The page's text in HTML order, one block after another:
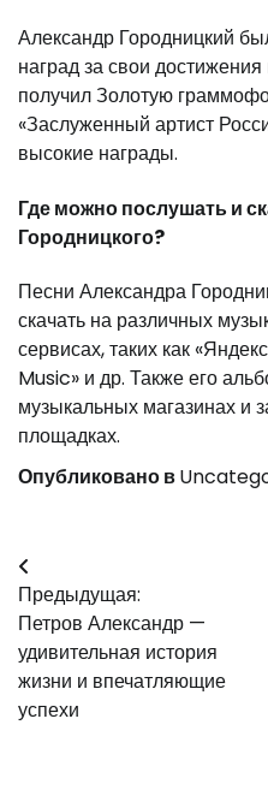
Александр Городницкий
наград за свои
получил Золотую
«Заслуженный артист
высокие награды.
Где можно послушать и
Городницкого?
Песни Александра
скачать на различных
сервисах, таких как
Music» и др. Также его
музыкальных магазинах и
площадках.
Опубликовано в
Навигация
по
записям
Предыдущая:
Петров Александр —
удивительная история
жизни и впечатляющие
успехи